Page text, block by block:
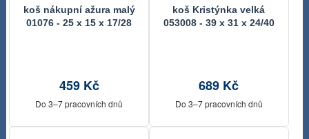
koš nákupní ažura malý
01076 - 25 x 15 x 17/28
459 Kč
Do 3–7 pracovních dnů
koš Kristýnka velká
053008 - 39 x 31 x 24/40
689 Kč
Do 3–7 pracovních dnů